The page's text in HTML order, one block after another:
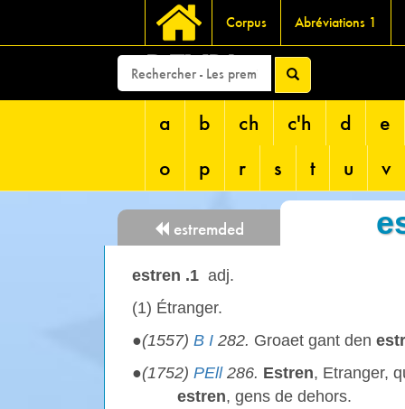
Corpus Abréviations 1
DEVRI
a b ch c'h d
e
o
p r s t u v
estremded
estren .1 adj.
(1) Étranger.
●(1557) B I 282. Groaet gant den
●(1752) PEll286. Estren, Etranger,
estren, gens de dehors.